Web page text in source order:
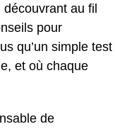
découvrant au fil
pour
qu’un simple test
et où chaque
de